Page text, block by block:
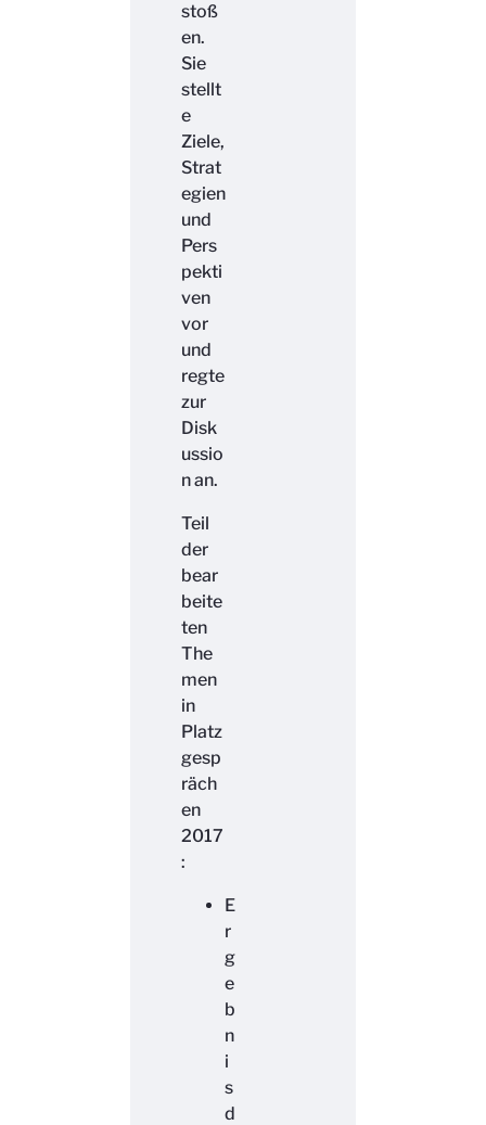
stoß
en.
Sie
stellt
e
Ziele,
Strat
egien
und
Pers
pekti
ven
vor
und
regte
zur
Disk
ussio
n an.
Teil
der
bear
beite
ten
The
men
in
Platz
gesp
räch
en
2017
:
E
r
g
e
b
n
i
s
d